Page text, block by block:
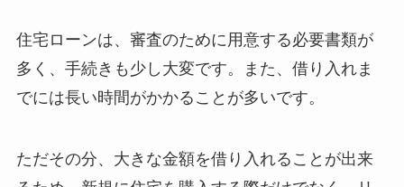
住宅ローンは、審査のために用意する必要書類が
多く、手続きも少し大変です。また、借り入れま
でには長い時間がかかることが多いです。
ただその分、大きな金額を借り入れることが出来